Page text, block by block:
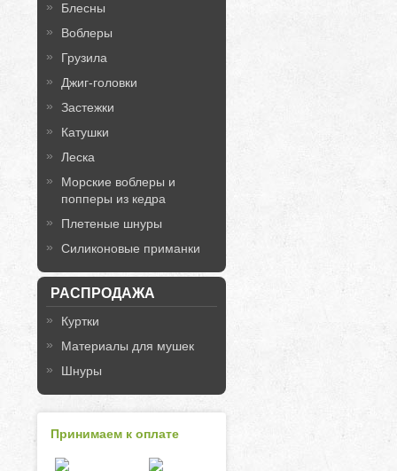
Блесны
Воблеры
Грузила
Джиг-головки
Застежки
Катушки
Леска
Морские воблеры и
попперы из кедра
Плетеные шнуры
Силиконовые приманки
РАСПРОДАЖА
Куртки
Материалы для мушек
Шнуры
Принимаем к оплате